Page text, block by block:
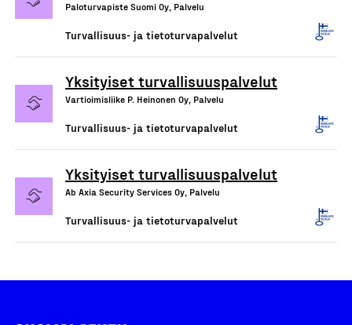
Paloturvapiste Suomi Oy, Palvelu
Turvallisuus- ja tietoturvapalvelut
Yksityiset turvallisuuspalvelut
Vartioimisliike P. Heinonen Oy, Palvelu
Turvallisuus- ja tietoturvapalvelut
Yksityiset turvallisuuspalvelut
Ab Axia Security Services Oy, Palvelu
Turvallisuus- ja tietoturvapalvelut